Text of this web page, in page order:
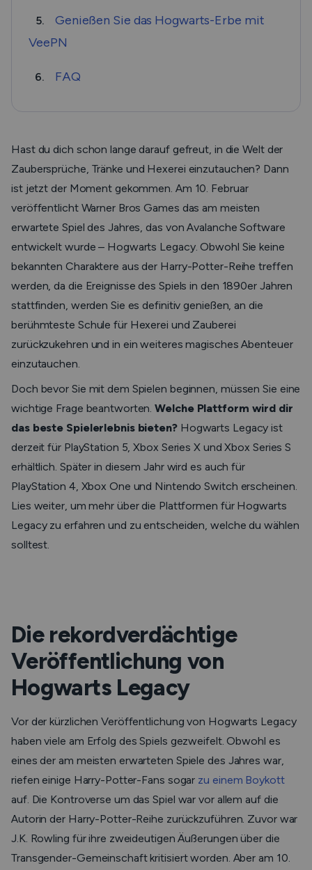
5.
Genießen Sie das Hogwarts-Erbe mit
VeePN
6. FAQ
Hast du dich schon lange darauf gefreut, in die Welt der
Zaubersprüche, Tränke und Hexerei einzutauchen? Dann
ist jetzt der Moment gekommen. Am 10. Februar
veröffentlicht Warner Bros Games das am meisten
erwartete Spiel des Jahres, das von Avalanche Software
entwickelt wurde – Hogwarts Legacy. Obwohl Sie keine
bekannten Charaktere aus der Harry-Potter-Reihe treffen
werden, da die Ereignisse des Spiels in den 1890er Jahren
stattfinden, werden Sie es definitiv genießen, an die
berühmteste Schule für Hexerei und Zauberei
zurückzukehren und in ein weiteres magisches Abenteuer
einzutauchen.
Doch bevor Sie mit dem Spielen beginnen, müssen Sie eine
wichtige Frage beantworten.Welche Plattform wird dir
das beste Spielerlebnis bieten?Hogwarts Legacy ist
derzeit für PlayStation 5, Xbox Series X und Xbox Series S
erhältlich. Später in diesem Jahr wird es auch für
PlayStation 4, Xbox One und Nintendo Switch erscheinen.
Lies weiter, um mehr über die Plattformen für Hogwarts
Legacy zu erfahren und zu entscheiden, welche du wählen
solltest.
Die rekordverdächtige
Veröffentlichung von
Hogwarts Legacy
Vor der kürzlichen Veröffentlichung von Hogwarts Legacy
haben viele am Erfolg des Spiels gezweifelt. Obwohl es
eines der am meisten erwarteten Spiele des Jahres war,
riefen einige Harry-Potter-Fans sogar zu einem Boykott
auf. Die Kontroverse um das Spiel war vor allem auf die
Autorin der Harry-Potter-Reihe zurückzuführen. Zuvor war
J.K. Rowling für ihre zweideutigen Äußerungen über die
Transgender-Gemeinschaft kritisiert worden. Aber am 10.